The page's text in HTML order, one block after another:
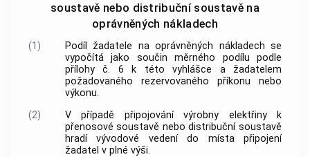
soustavě nebo distribuční soustavě na
oprávněných nákladech
(1)
Podíl žadatele na oprávněných nákladech se
vypočítá jako součin měrného podílu podle
přílohy č. 6 k této vyhlášce a žadatelem
požadovaného rezervovaného příkonu nebo
výkonu.
(2)
V případě připojování výrobny elektřiny k
přenosové soustavě nebo distribuční soustavě
hradí vývodové vedení do místa připojení
žadatel v plné výši.